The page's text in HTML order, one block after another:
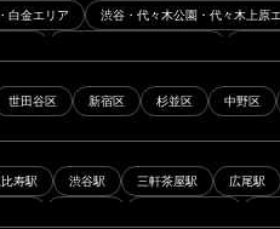
白金エリア 渋谷・代々木公園・代々木上原
三田線エリア 有楽町線エリア 都営大江
世田谷区 新宿区 杉並区 中野区
寿駅 渋谷駅 三軒茶屋駅 広尾駅